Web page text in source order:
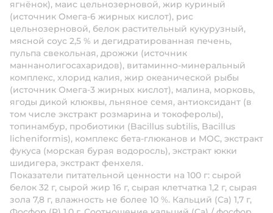
ягнёнок), маис цельнозерновой, жир куриный
(источник Омега-6 жирных кислот), рис
цельнозерновой, белок растительный кукурузный,
мясной соус 2,5 % и дегидратированная печень,
пульпа свекольная, дрожжи (источник
маннанолигосахаридов), витаминно-минеральный
комплекс, хлорид калия, жир океанической рыбы
(источник Омега-3 жирных кислот), малина, морковь,
ягоды дикой клюквы, льняное семя, антиоксидант (в
том числе экстракт розмарина и токоферолы),
топинамбур, пробиотики (Bacillus subtilis, Bacillus
licheniformis), комплекс бета-глюканов и МОС, экстракт
фукуса (морская бурая водоросль), экстракт юкки
шидигера, экстракт фенхеля.
Показатели питательной ценности на 100 г: сырой
белок 32 г, сырой жир 16 г, сырая клетчатка 1,2 г, сырая
зола 7,8 г, влажность не более 10 %. Кальций (Ca) 1,7 г,